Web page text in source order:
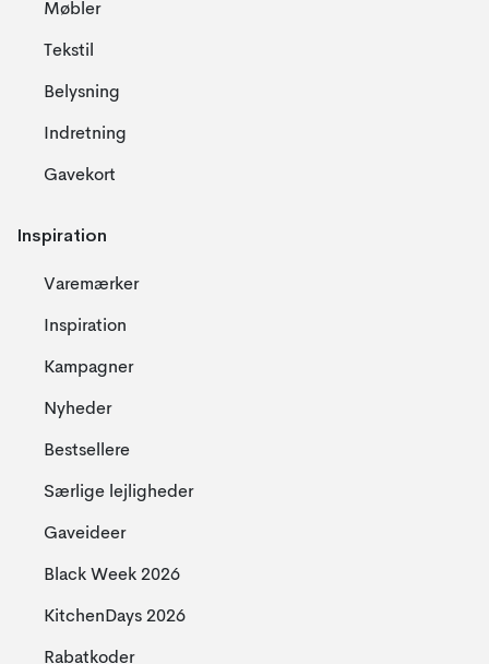
Møbler
Tekstil
Belysning
Indretning
Gavekort
Inspiration
Varemærker
Inspiration
Kampagner
Nyheder
Bestsellere
Særlige lejligheder
Gaveideer
Black Week 2026
KitchenDays 2026
Rabatkoder